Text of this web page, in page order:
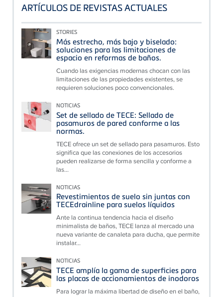
ARTÍCULOS DE REVISTAS ACTUALES
STORIES
Más estrecho, más bajo y biselado:
soluciones para las limitaciones de
espacio en reformas de baños.
Cuando las exigencias modernas chocan con las
limitaciones de las propiedades existentes, se
requieren soluciones poco convencionales.
NOTICIAS
Set de sellado de TECE: Sellado de
pasamuros de pared conforme a las
normas.
TECE ofrece un set de sellado para pasamuros. Esto
significa que las conexiones de los accesorios
pueden realizarse de forma sencilla y conforme a
las...
NOTICIAS
Revestimientos de suelo sin juntas con
TECEdrainline para suelos líquidos
Ante la continua tendencia hacia el diseño
minimalista de baños, TECE lanza al mercado una
nueva variante de canaleta para ducha, que permite
instalar...
NOTICIAS
TECE amplía la gama de superficies para
las placas de accionamientos de inodoros
Para lograr la máxima libertad de diseño en el baño,